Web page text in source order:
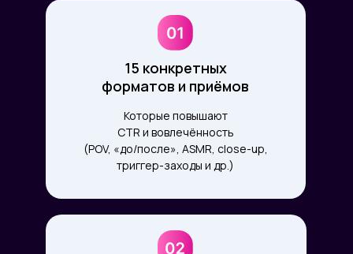
15 конкретных
форматов и приёмов
Которые повышают
CTR и вовлечённость
(POV, «до/после», ASMR, close-up,
триггер-заходы и др.)